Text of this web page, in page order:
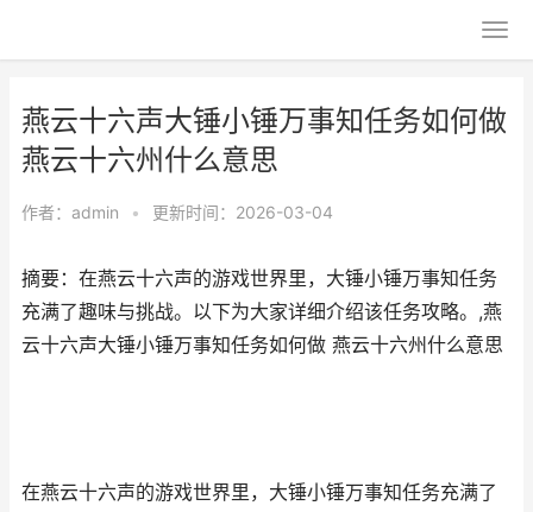
燕云十六声大锤小锤万事知任务如何做
燕云十六州什么意思
作者： admin • 更新时间：2026-03-04
摘要：在燕云十六声的游戏世界里，大锤小锤万事知任务
充满了趣味与挑战。以下为大家详细介绍该任务攻略。,燕
云十六声大锤小锤万事知任务如何做 燕云十六州什么意思
在燕云十六声的游戏世界里，大锤小锤万事知任务充满了